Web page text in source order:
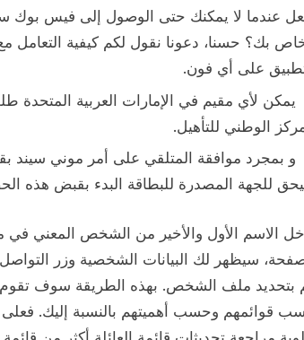
عندما لا يمكنك حتى الوصول إلى فيس بوك
بك؟ حسنا، دعونا نقول لكم كيفية التعامل
على أي فون.
يمكن لأي مقيم في الإمارات العربية
الوطني للتأهيل.
للجهة المصدرة للبطاقة البدء بقبض هذه
الاسم الأول والأخير من الشخص المعني في
سيظهر لك البيانات الشخصية وزر
بتحديد ملف الشخص. بهذه الطريقة سوف تقوم
قوائمهم وحسب أهميتهم بالنسبة إليك.